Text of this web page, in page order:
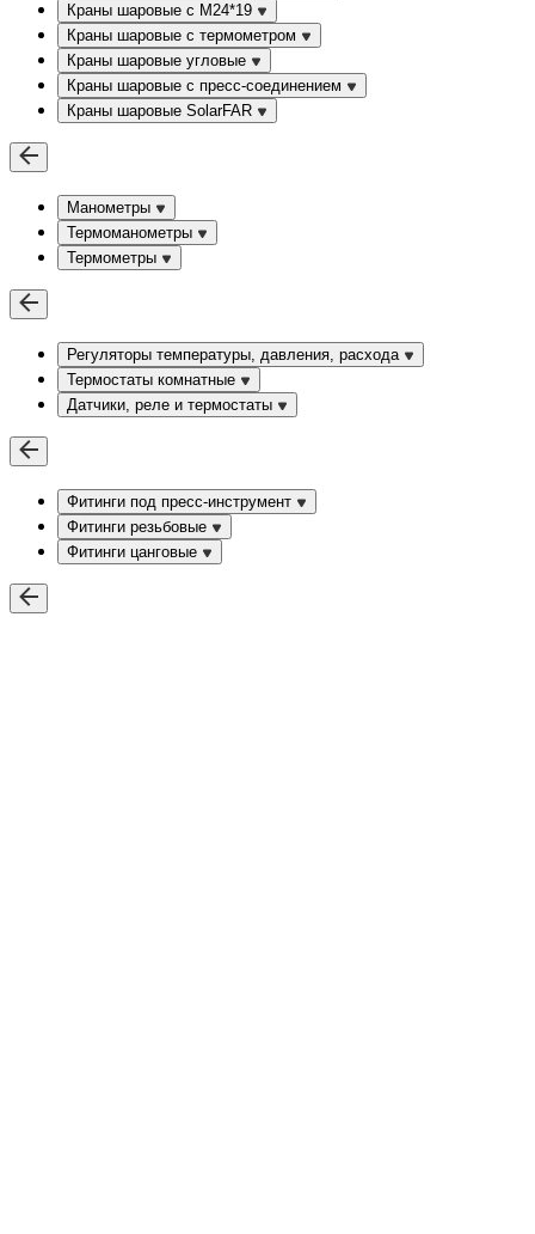
Краны шаровые с М24*19
Краны шаровые с термометром
Краны шаровые угловые
Краны шаровые c пресс-соединением
Краны шаровые SolarFAR
Манометры
Термоманометры
Термометры
Регуляторы температуры, давления, расхода
Термостаты комнатные
Датчики, реле и термостаты
Фитинги под пресс-инструмент
Фитинги резьбовые
Фитинги цанговые